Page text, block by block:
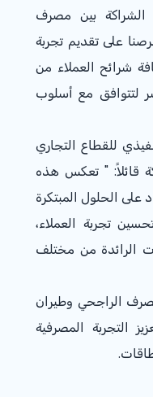
الشراكة بين مصرف
على تقديم تجربة
شرائح العملاء من
لتتوافق مع أسلوب
للقطاع التجاري
قائلاً: " تعكس هذه
على الحلول المبتكرة
تجربة العملاء،
الرائدة من مختلف
الراجحي وطيران
التجربة المصرفية